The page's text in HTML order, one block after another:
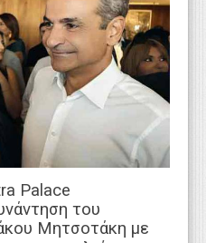
Palace
του
Μητσοτάκη με